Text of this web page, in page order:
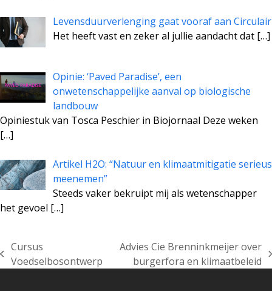
Levensduurverlenging gaat vooraf aan Circulair
Het heeft vast en zeker al jullie aandacht dat […]
Opinie: ‘Paved Paradise’, een
onwetenschappelijke aanval op biologische
landbouw
Opiniestuk van Tosca Peschier in Biojornaal Deze weken
[…]
Artikel H2O: “Natuur en klimaatmitigatie serieus
meenemen”
Steeds vaker bekruipt mij als wetenschapper
het gevoel […]
previous
Cursus
Voedselbosontwerp
next
Advies Cie Brenninkmeijer over
burgerfora en klimaatbeleid